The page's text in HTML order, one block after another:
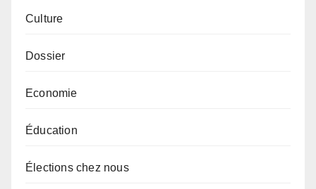
Culture
Dossier
Economie
Éducation
Élections chez nous